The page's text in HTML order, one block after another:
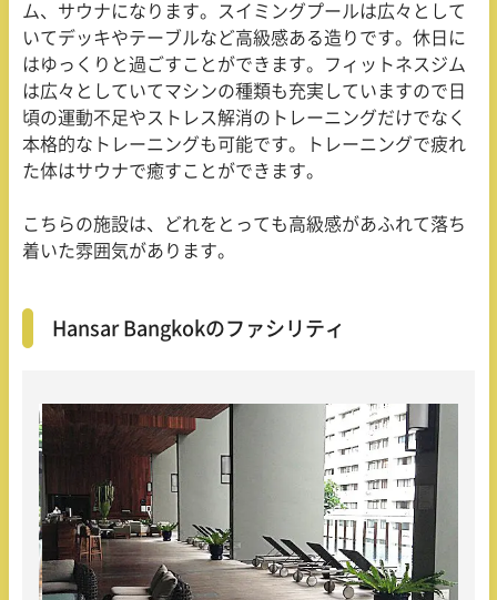
ム、サウナになります。スイミングプールは広々として
いてデッキやテーブルなど高級感ある造りです。休日に
はゆっくりと過ごすことができます。フィットネスジム
は広々としていてマシンの種類も充実していますので日
頃の運動不足やストレス解消のトレーニングだけでなく
本格的なトレーニングも可能です。トレーニングで疲れ
た体はサウナで癒すことができます。
こちらの施設は、どれをとっても高級感があふれて落ち
着いた雰囲気があります。
Hansar Bangkokのファシリティ